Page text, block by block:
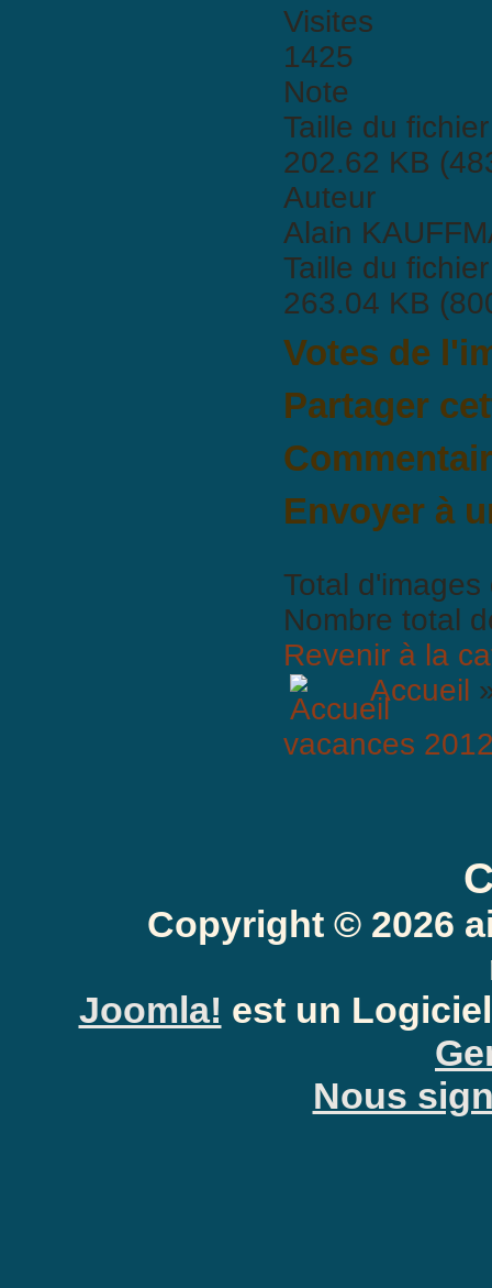
Visites
1425
Note
Taille du fichier
202.62 KB
Auteur
Alain
Taille du
263.04 KB
Votes de
Partager
BBCode est
Envoyer à
Total
Nombre total
Revenir à la
Accueil
vacances
Copyright © 2026
Joomla! est un
Nous